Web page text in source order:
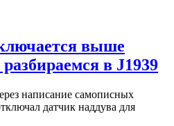
выше
в J1939
написание самописных
датчик наддува для